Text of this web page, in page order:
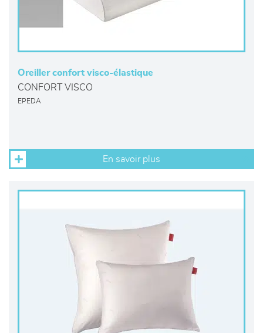
Oreiller confort visco-élastique
CONFORT VISCO
EPEDA
En savoir plus